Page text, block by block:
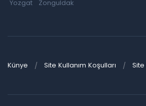
Yozgat
Zonguldak
Künye Site Kullanım Koşulları Site